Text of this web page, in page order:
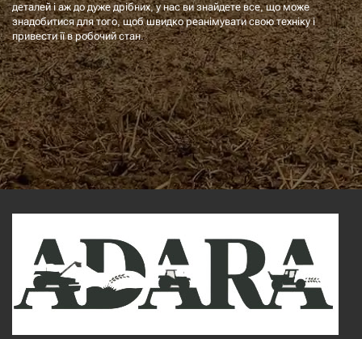
деталей і аж до дуже дрібних, у нас ви знайдете все, що може
знадобитися для того, щоб швидко реанімувати свою техніку і
привести її в робочий стан.